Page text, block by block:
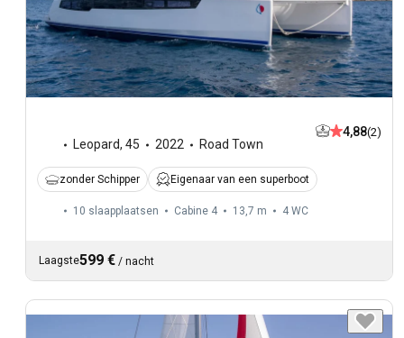
Leopard, 45 2022 Road Town
4,88(2)
zonder Schipper Eigenaar van een superboot
10 slaapplaatsen Cabine 4 13,7 m 4 WC
Laagste599 € / nacht